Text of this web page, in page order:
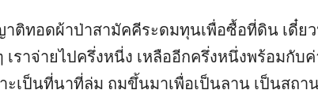
ทอดผ้าป่าสามัคคีระดมทุนเพื่อซื้อที่ดิน เดี๋ยว
าจ่ายไปครึ่งหนี่ง เหลืออีกครึ่งหนึ่งพร้อมกับ
เป็นที่นาที่ลุ่ม ถมขึ้นมาเพื่อเป็นลาน เป็นสถ